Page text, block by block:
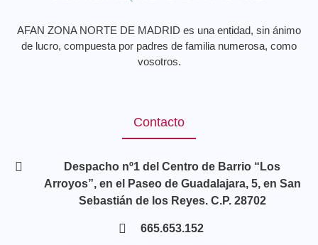
AFAN ZONA NORTE DE MADRID es una entidad, sin ánimo
de lucro, compuesta por padres de familia numerosa, como
vosotros.
Contacto
Despacho nº1 del Centro de Barrio “Los
Arroyos”, en el Paseo de Guadalajara, 5, en San
Sebastián de los Reyes. C.P. 28702
665.653.152